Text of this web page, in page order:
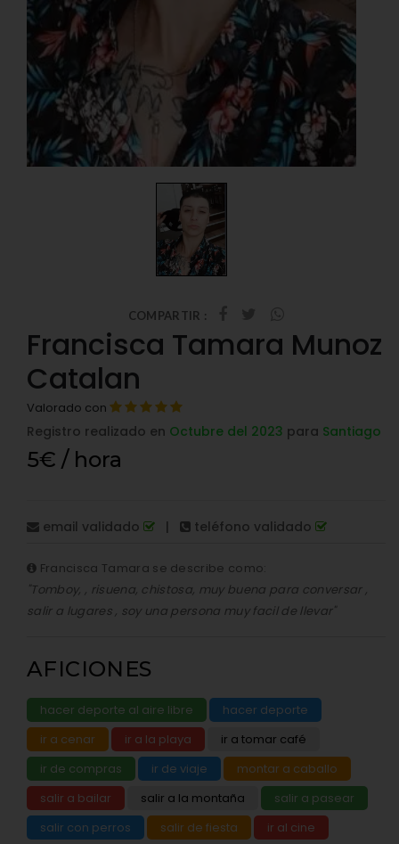
COMPARTIR :
Francisca Tamara Munoz
Catalan
Valorado con
Registro realizado en Octubre del 2023 para Santiago
5€ / hora
email validado | teléfono validado
Francisca Tamara se describe como:
"Tomboy, , risuena, chistosa, muy buena para conversar ,
salir a lugares , soy una persona muy facil de llevar"
AFICIONES
hacer deporte al aire libre
hacer deporte
ir a cenar
ir a la playa
ir a tomar café
ir de compras
ir de viaje
montar a caballo
salir a bailar
salir a la montaña
salir a pasear
salir con perros
salir de fiesta
ir al cine